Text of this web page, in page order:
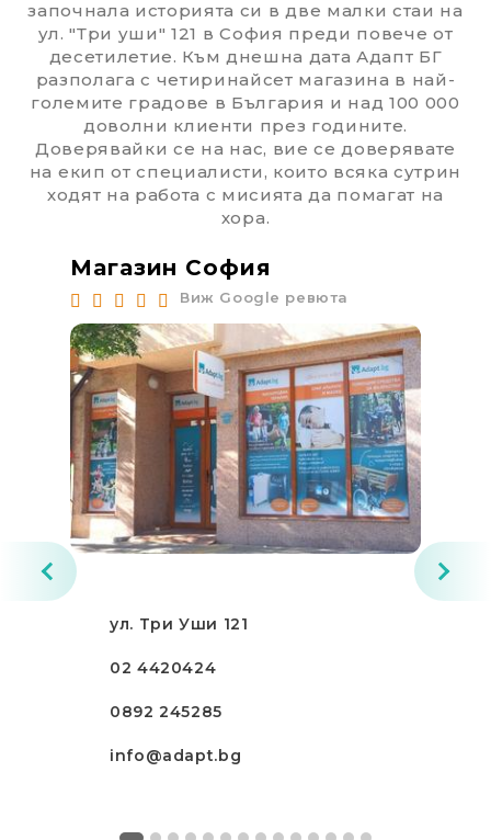
започнала историята си в две малки стаи на
ул. "Три уши" 121 в София преди повече от
десетилетие. Към днешна дата Адапт БГ
разполага с четиринайсет магазина в най-
големите градове в България и над 100 000
доволни клиенти през годините.
Доверявайки се на нас, вие се доверявате
на екип от специалисти, които всяка сутрин
ходят на работа с мисията да помагат на
хора.
Магазин София
Виж Google ревюта
ул. Три Уши 121
02 4420424
0892 245285
info@adapt.bg